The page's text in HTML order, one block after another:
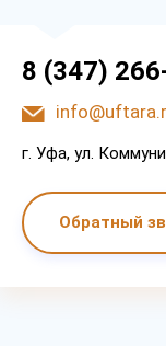
8 (347)
г. Уфа, ул.
Обратный